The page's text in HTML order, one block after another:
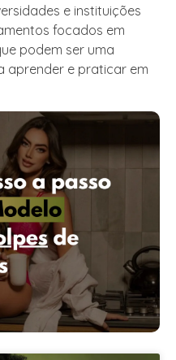
e instituições
focados em
podem ser uma
aprender e praticar em